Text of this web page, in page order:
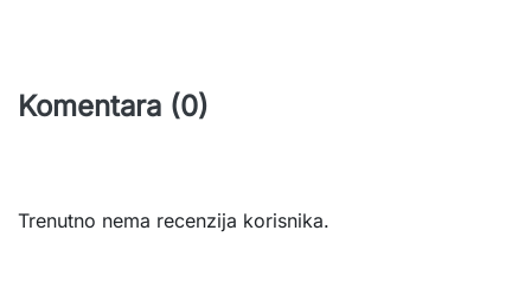
Komentara (0)
Trenutno nema recenzija korisnika.